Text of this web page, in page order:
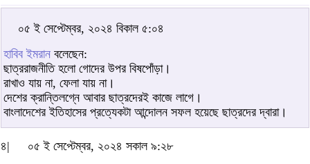
০৫ ই সেপ্টেম্বর, ২০২৪ বিকাল ৫:০৪
হাবিব ইমরান বলেছেন:
ছাত্ররাজনীতি হলো গোদের উপর বিষপোঁড়া।
রাখাও যায় না, ফেলা যায় না।
দেশের ক্রান্তিলগ্নে আবার ছাত্রদেরই কাজে লাগে।
বাংলাদেশের ইতিহাসের প্রত্যেকটা আন্দোলন সফল হয়েছে ছাত্রদের দ্বারা।
৪|
০৫ ই সেপ্টেম্বর, ২০২৪ সকাল ৯:২৮